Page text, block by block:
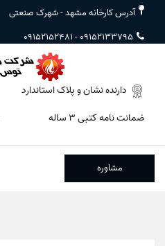
آدرس کارخانه مشهد - شهرک صنعتی
09152133795
-
09152152481
دارنده نشان و پلاک استاندارد
ضمانت نامه کتبی ۳ ساله
مشاوره